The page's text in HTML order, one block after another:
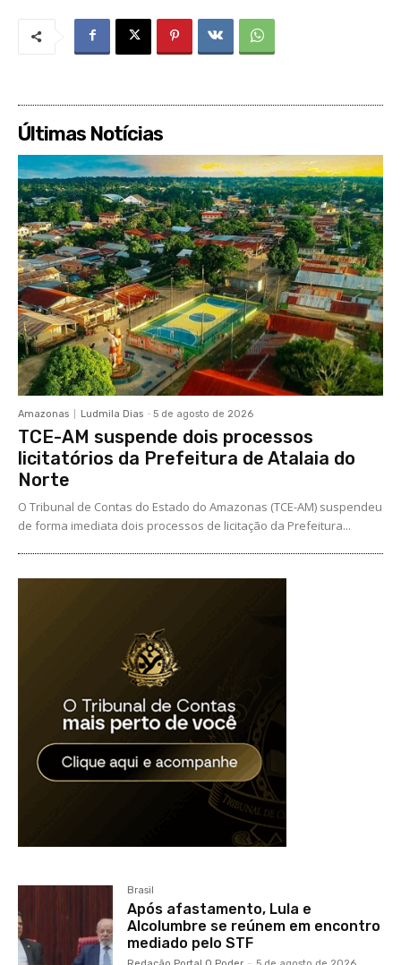
Últimas Notícias
Amazonas Ludmila Dias - 5 de agosto de 2026
TCE-AM suspende dois processos
licitatórios da Prefeitura de Atalaia do
Norte
O Tribunal de Contas do Estado do Amazonas (TCE-AM) suspendeu
de forma imediata dois processos de licitação da Prefeitura...
Brasil
Após afastamento, Lula e
Alcolumbre se reúnem em encontro
mediado pelo STF